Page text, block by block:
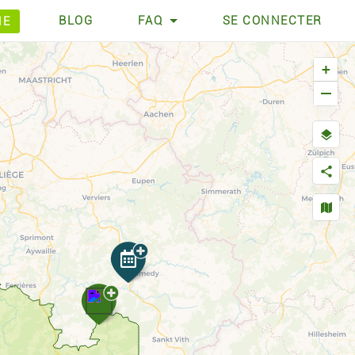
BLOG FAQ SE CONNECTER
+
−